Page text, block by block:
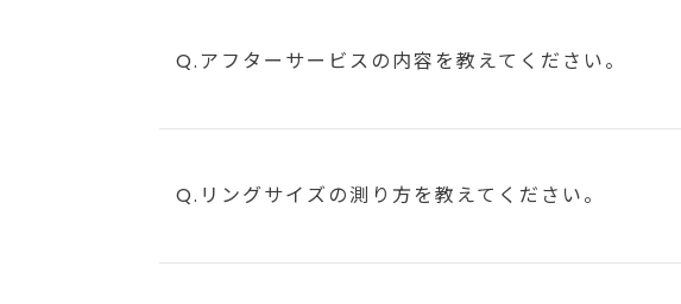
Q.アフターサービスの内容を教えてください。
Q.リングサイズの測り方を教えてください。